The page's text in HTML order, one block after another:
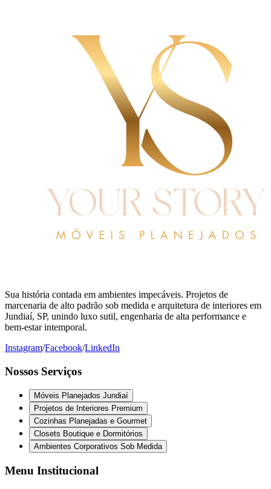
Sua história contada em ambientes impecáveis. Projetos de
marcenaria de alto padrão sob medida e arquitetura de interiores em
Jundiaí, SP, unindo luxo sutil, engenharia de alta performance e
bem-estar intemporal.
Instagram/Facebook/LinkedIn
Nossos Serviços
Móveis Planejados Jundiaí
Projetos de Interiores Premium
Cozinhas Planejadas e Gourmet
Closets Boutique e Dormitórios
Ambientes Corporativos Sob Medida
Menu Institucional